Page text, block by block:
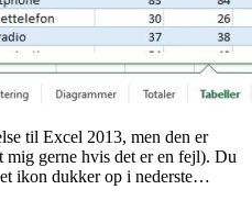
til Excel 2013, men den er
mig gerne hvis det er en fejl). Du
ikon dukker op i nederste…